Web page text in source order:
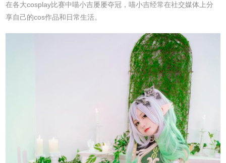
在各大cosplay比赛中喵小吉屡屡夺冠，喵小吉经常在社交媒体上分
享自己的cos作品和日常生活。